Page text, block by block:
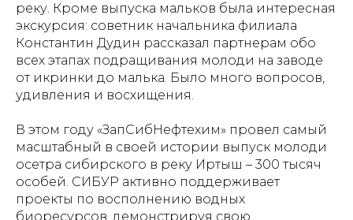
реку. Кроме выпуска мальков была интересная
экскурсия: советник начальника филиала
Константин Дудин рассказал партнерам обо
всех этапах подращивания молоди на заводе
от икринки до малька. Было много вопросов,
удивления и восхищения.
В этом году «ЗапСибНефтехим» провел самый
масштабный в своей истории выпуск молоди
осетра сибирского в реку Иртыш – 300 тысяч
особей. СИБУР активно поддерживает
проекты по восполнению водных
биоресурсов, демонстрируя свою